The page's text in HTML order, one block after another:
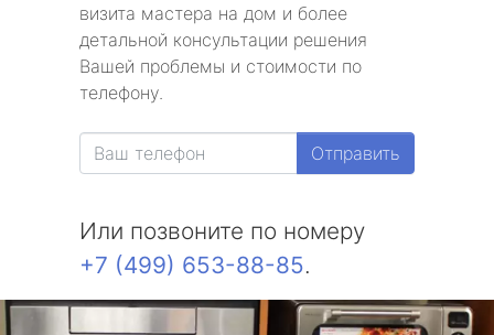
визита мастера на дом и более
детальной консультации решения
Вашей проблемы и стоимости по
телефону.
Отправить
Или позвоните по номеру
+7 (499) 653-88-85.